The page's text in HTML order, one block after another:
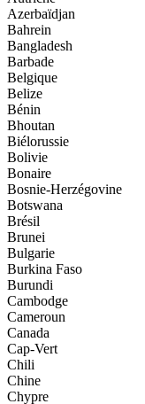
Azerbaïdjan
Bahrein
Bangladesh
Barbade
Belgique
Belize
Bénin
Bhoutan
Biélorussie
Bolivie
Bonaire
Bosnie-Herzégovine
Botswana
Brésil
Brunei
Bulgarie
Burkina Faso
Burundi
Cambodge
Cameroun
Canada
Cap-Vert
Chili
Chine
Chypre